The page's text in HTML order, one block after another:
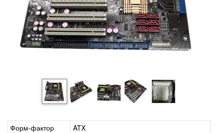
Форм-фактор
ATX